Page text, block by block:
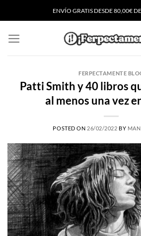
ENVÍO GRATIS DESDE 80,00€
FERPECTAMENTE
Patti Smith y 40 libros
al menos una vez
POSTED ON 26/02/2022 BY